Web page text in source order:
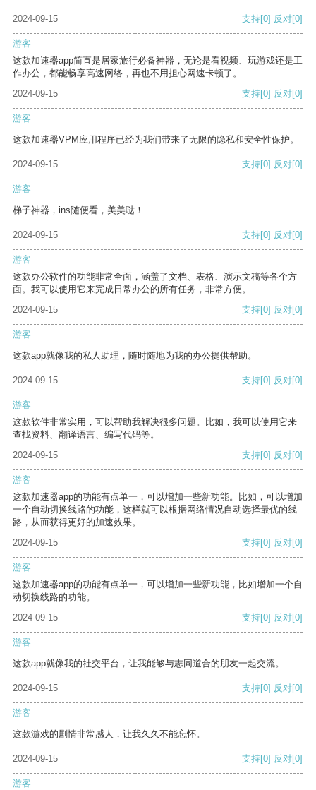
2024-09-15 支持[0] 反对[0]
游客
这款加速器app简直是居家旅行必备神器，无论是看视频、玩游戏还是工
作办公，都能畅享高速网络，再也不用担心网速卡顿了。
2024-09-15
支持[0] 反对[0]
游客
这款加速器VPM应用程序已经为我们带来了无限的隐私和安全性保护。
2024-09-15 支持[0] 反对[0]
游客
梯子神器，ins随便看，美美哒！
2024-09-15 支持[0] 反对[0]
游客
这款办公软件的功能非常全面，涵盖了文档、表格、演示文稿等各个方
面。我可以使用它来完成日常办公的所有任务，非常方便。
2024-09-15
支持[0] 反对[0]
游客
这款app就像我的私人助理，随时随地为我的办公提供帮助。
2024-09-15 支持[0] 反对[0]
游客
这款软件非常实用，可以帮助我解决很多问题。比如，我可以使用它来
查找资料、翻译语言、编写代码等。
2024-09-15
支持[0] 反对[0]
游客
这款加速器app的功能有点单一，可以增加一些新功能。比如，可以增加
一个自动切换线路的功能，这样就可以根据网络情况自动选择最优的线
路，从而获得更好的加速效果。
2024-09-15
支持[0] 反对[0]
游客
这款加速器app的功能有点单一，可以增加一些新功能，比如增加一个自
动切换线路的功能。
2024-09-15
支持[0] 反对[0]
游客
这款app就像我的社交平台，让我能够与志同道合的朋友一起交流。
2024-09-15 支持[0] 反对[0]
游客
这款游戏的剧情非常感人，让我久久不能忘怀。
2024-09-15 支持[0] 反对[0]
游客